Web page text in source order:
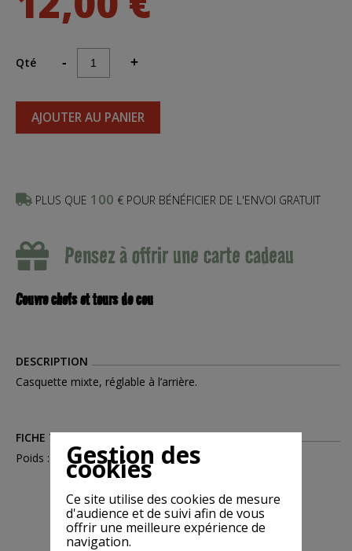
Qté - +
AJOUTER AU PANIER
PLUS QUE 100 € POUR BÉNÉFICIER DE L'ENVOI GRATUIT
Pensez à offrir une carte cadeau
Couvre chefs et tours de cou
DESCRIPTION
Casquette mixte, réglable à l’arrière.
FICHE TECHNIQUE
Poids : 0.07Gestion des
cookies
Ce site utilise des cookies de mesure
d'audience et de suivi afin de vous
offrir une meilleure expérience de
navigation.